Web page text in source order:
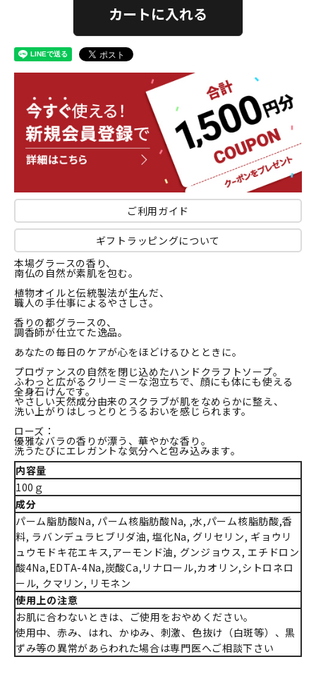
カートに入れる
ご利用ガイド
ギフトラッピングについて
本場グラースの香り、
南仏の自然が素肌を包む。
植物オイルと伝統製法が生んだ、
職人の手仕事によるやさしさ。
香りの都グラースの、
調香師が仕立てた逸品。
あなたの毎日のケアが心をほどけるひとときに。
プロヴァンスの自然を閉じ込めたハンドクラフトソープ。
ふわっと広がるクリーミーな泡立ちで、顔にも体にも使える
全身石けんです。
やさしい天然成分由来のスクラブが肌をなめらかに整え、
洗い上がりはしっとりとうるおいを感じられます。
ローズ：
優雅なバラの香りが漂う、華やかな香り。
洗うたびにエレガントな気分へと包み込みます。
内容量
100ｇ
成分
パーム脂肪酸Na, パーム核脂肪酸Na, ,水,パーム核脂肪酸,香
料, ラバンデュラヒブリダ油, 塩化Na, グリセリン, ギョウリ
ュウモドキ花エキス,アーモンド油, グンジョウス, エチドロン
酸4Na,EDTA-4Na,炭酸Ca,リナロール,カオリン,シトロネロ
ール, クマリン, リモネン
使用上の注意
お肌に合わないときは、ご使用をおやめください。
使用中、赤み、はれ、かゆみ、刺激、色抜け（白斑等）、黒
ずみ等の異常があらわれた場合は専門医へご相談下さい